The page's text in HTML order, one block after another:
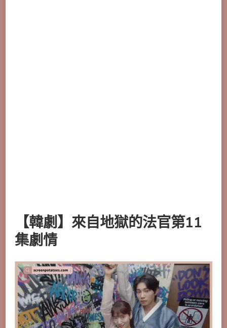
【韓劇】來自地獄的法官第11
集劇情